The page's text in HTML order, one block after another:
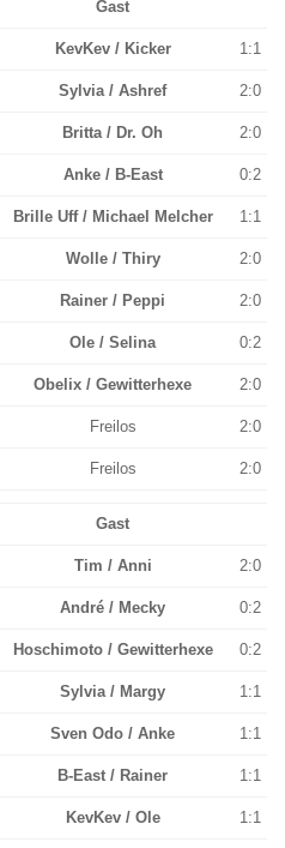
Gast
KevKev / Kicker 1:1
Sylvia / Ashref 2:0
Britta / Dr. Oh 2:0
Anke / B-East 0:2
Brille Uff / Michael Melcher 1:1
Wolle / Thiry 2:0
Rainer / Peppi 2:0
Ole / Selina 0:2
Obelix / Gewitterhexe 2:0
Freilos 2:0
Freilos 2:0
Gast
Tim / Anni 2:0
André / Mecky 0:2
Hoschimoto / Gewitterhexe 0:2
Sylvia / Margy 1:1
Sven Odo / Anke 1:1
B-East / Rainer 1:1
KevKev / Ole 1:1